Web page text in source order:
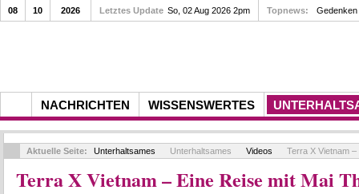
NACHRICHTEN WISSENSWERTES
08 10 2026 Letztes Update So, 02 Aug 2026 2pm Topnews: Gedenken
Aktuelle Seite: Unterhaltsames Unterhaltsames Videos Terra X Vietnam
Terra X Vietnam – Eine Reise mit Mai